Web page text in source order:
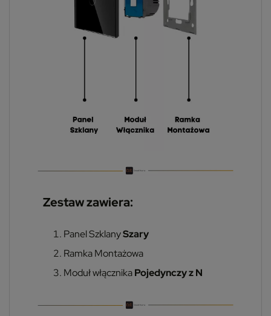
Zestaw zawiera:
Panel SzklanySzary
Ramka Montażowa
Moduł włącznikaPojedynczy z N